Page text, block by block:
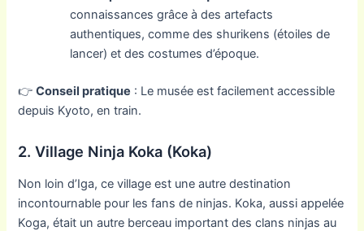
connaissances grâce à des artefacts
authentiques, comme des shurikens (étoiles de
lancer) et des costumes d’époque.
👉Conseil pratique : Le musée est facilement accessible
depuis Kyoto, en train.
2. Village Ninja Koka (Koka)
Non loin d’Iga, ce village est une autre destination
incontournable pour les fans de ninjas. Koka, aussi appelée
Koga, était un autre berceau important des clans ninjas au